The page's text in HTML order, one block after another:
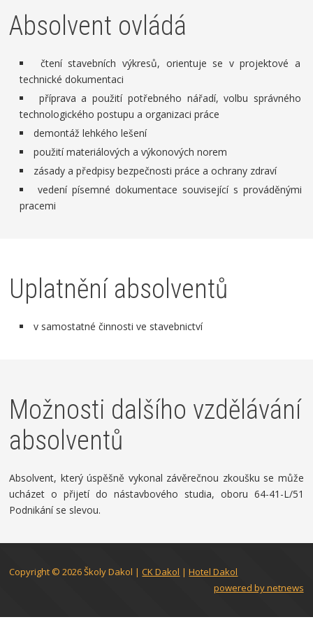
Absolvent ovládá
čtení stavebních výkresů, orientuje se v projektové a
technické dokumentaci
příprava a použití potřebného nářadí, volbu správného
technologického postupu a organizaci práce
demontáž lehkého lešení
použití materiálových a výkonových norem
zásady a předpisy bezpečnosti práce a ochrany zdraví
vedení písemné dokumentace související s prováděnými
pracemi
Uplatnění absolventů
v samostatné činnosti ve stavebnictví
Možnosti dalšího vzdělávání
absolventů
Absolvent, který úspěšně vykonal závěrečnou zkoušku se může
ucházet o přijetí do nástavbového studia, oboru 64-41-L/51
Podnikání se slevou.
Copyright © 2026Školy Dakol |CK Dakol |Hotel Dakol
powered by netnews